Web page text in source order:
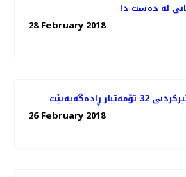
لە دەست دا
28 February 2018
ڕادەگەیەنێت
26 February 2018